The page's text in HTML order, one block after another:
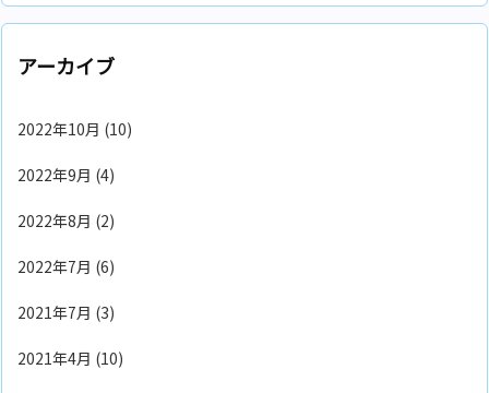
アーカイブ
2022年10月 (10)
2022年9月 (4)
2022年8月 (2)
2022年7月 (6)
2021年7月 (3)
2021年4月 (10)